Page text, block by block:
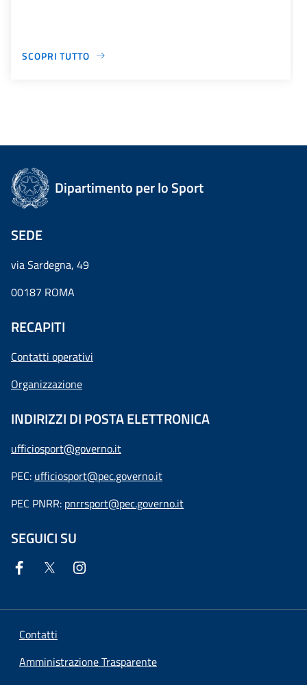
SCOPRI TUTTO
Dipartimento per lo Sport
SEDE
via Sardegna, 49
00187 ROMA
RECAPITI
Contatti operativi
Organizzazione
INDIRIZZI DI POSTA ELETTRONICA
ufficiosport@governo.it
PEC: ufficiosport@pec.governo.it
PEC PNRR: pnrrsport@pec.governo.it
SEGUICI SU
Contatti
Amministrazione Trasparente